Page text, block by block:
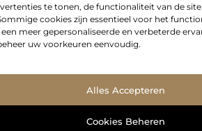
te tonen, de functionaliteit van de
cookies zijn essentieel voor het
meer gepersonaliseerde en verbeterde
uw voorkeuren eenvoudig.
Alles Accepteren
Cookies Beheren